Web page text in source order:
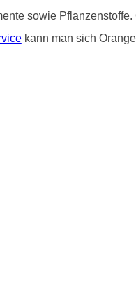
sowie
kann man sich